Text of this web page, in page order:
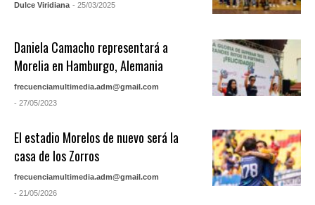
Dulce Viridiana - 25/03/2025
Daniela Camacho representará a
Morelia en Hamburgo, Alemania
frecuenciamultimedia.adm@gmail.com
- 27/05/2023
El estadio Morelos de nuevo será la
casa de los Zorros
frecuenciamultimedia.adm@gmail.com
- 21/05/2026